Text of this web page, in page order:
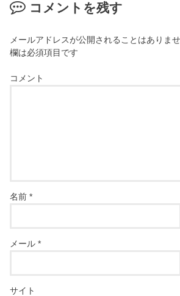
コメントを残す
メールアドレスが公開されることはありませ
欄は必須項目です
コメント
名前*
メール*
サイト